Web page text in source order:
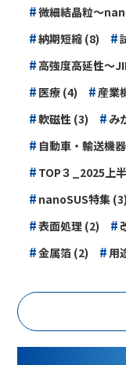
#微細結晶粒～
#納期短縮 (8) #
# 高強度高延性～
# 医療 (4) # 産業
#軟磁性 (3) # み
# 自動車・輸送機
# TOP３_2025上
# nanoSUS特集 (3)
#表面処理 (2) #
#金属箔 (2) # 用